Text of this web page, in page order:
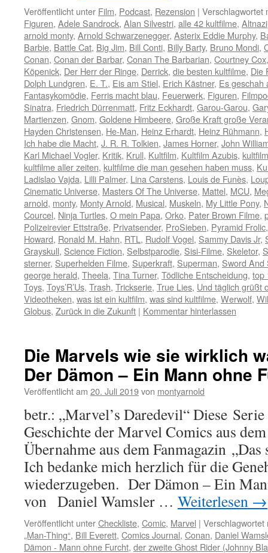
Veröffentlicht unter Film, Podcast, Rezension | Verschlagwortet
Figuren, Adele Sandrock, Alan Silvestri, alle 42 kultfilme, Altnazi
arnold monty, Arnold Schwarzenegger, Asterix Eddie Murphy,
Barbie, Battle Cat, Big Jim, Bill Conti, Billy Barty, Bruno Mondi,
Conan, Conan der Barbar, Conan The Barbarian, Courtney Cox
Köpenick, Der Herr der Ringe, Derrick, die besten kultfilme, Die
Dolph Lundgren, E. T., Eis am Stiel, Erich Kästner, Es geschah
Fantasykomödie, Ferris macht blau, Feuerwerk, Figuren,
Sinatra, Friedrich Dürrenmatt, Fritz Eckhardt, Garou-Garou,
Martienzen, Gnom, Goldene Himbeere, Große Kraft große
Hayden Christensen, He-Man, Heinz Erhardt, Heinz Rühmann,
Ich habe die Macht, J. R. R. Tolkien, James Horner, John
Karl Michael Vogler, Kritik, Krull, Kultfilm, Kultfilm Azubis,
kultfilme aller zeiten, kultfilme die man gesehen haben muss,
Ladislao Vajda, Lilli Palmer, Lina Carstens, Louis de Funès,
Cinematic Universe, Masters Of The Universe, Mattel, MCU,
arnold, monty, Monty Arnold, Musical, Muskeln, My Little Pony,
Courcel, Ninja Turtles, O mein Papa, Orko, Pater Brown Filme,
Polizeirevier Ettstraße, Privatsender, ProSieben, Pyramid Frolic
Howard, Ronald M. Hahn, RTL , Rudolf Vogel, Sammy Davis Jr,
Grayskull, Science Fiction, Selbstparodie, Sisi-Filme, Skeletor,
sterner, Superhelden Filme, Superkraft, Superman, Sword And
george herald, Theela, Tina Turner, Tödliche Entscheidung, top
Toys, Toys’R’Us, Trash, Trickserie, True Lies, Und täglich grüßt
Videotheken, was ist ein kultfilm, was sind kultfilme, Werwolf,
Globus, Zurück in die Zukunft | Kommentar hinterlassen
Die Marvels wie sie wirklich
Der Dämon – Ein Mann ohne
Veröffentlicht am 20. Juli 2019von montyarnold
betr.: „Marvel’s Daredevil“ Diese
Geschichte der Marvel Comics aus
Übernahme aus dem Fanmagazin
Ich bedanke mich herzlich für die
wiederzugeben. Der Dämon – Ein
von Daniel Wamsler … Weiterlesen →
Veröffentlicht unterCheckliste, Comic, Marvel | Verschlagwortet
„Man-Thing“, Bill Everett, Comics Journal, Conan, Daniel
Dämon - Mann ohne Furcht, der zweite Ghost Rider (Johnny